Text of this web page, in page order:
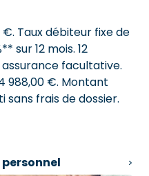
Taux débiteur fixe de
sur 12 mois. 12
assurance facultative.
988,00 €. Montant
sans frais de dossier.